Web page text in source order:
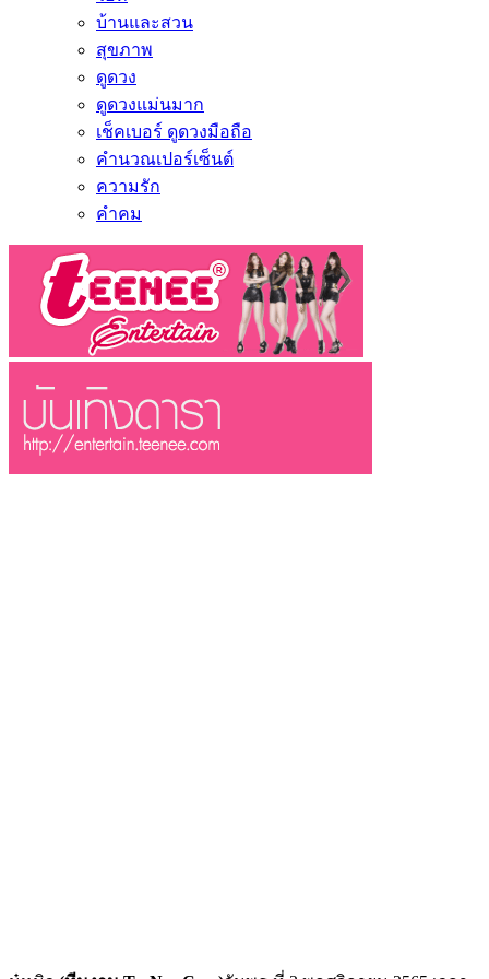
บ้านและสวน
สุขภาพ
ดูดวง
ดูดวงแม่นมาก
เช็คเบอร์ ดูดวงมือถือ
คำนวณเปอร์เซ็นต์
ความรัก
คำคม